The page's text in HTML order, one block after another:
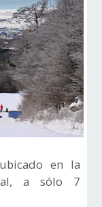
en la
a sólo 7